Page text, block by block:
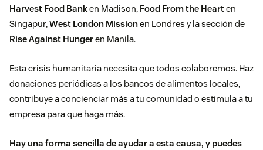
Harvest Food Banken Madison, Food From the Hearten
Singapur,West London Missionen Londres y la sección de
Rise Against Hungeren Manila.
Esta crisis humanitaria necesita que todos colaboremos. Haz
donaciones periódicas a los bancos de alimentos locales,
contribuye a concienciar más a tu comunidad o estimula a tu
empresa para que haga más.
Hay una forma sencilla de ayudar a esta causa, y puedes